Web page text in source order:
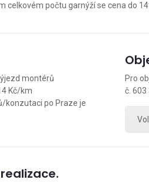
celkovém počtu garnýží se cena do
montérů
Kč/km
konzutaci po Praze je
Pro
č. 603